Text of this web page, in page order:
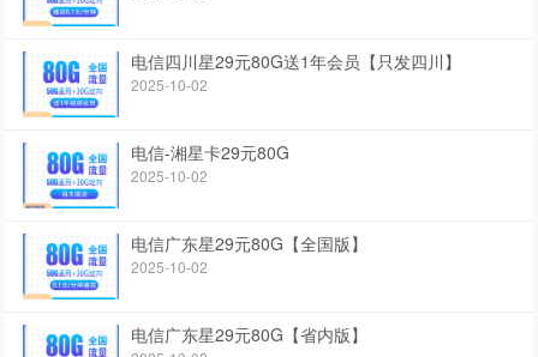
电信四川星29元80G送1年会员【只发四川】
2025-10-02
电信-湘星卡29元80G
2025-10-02
电信广东星29元80G【全国版】
2025-10-02
电信广东星29元80G【省内版】